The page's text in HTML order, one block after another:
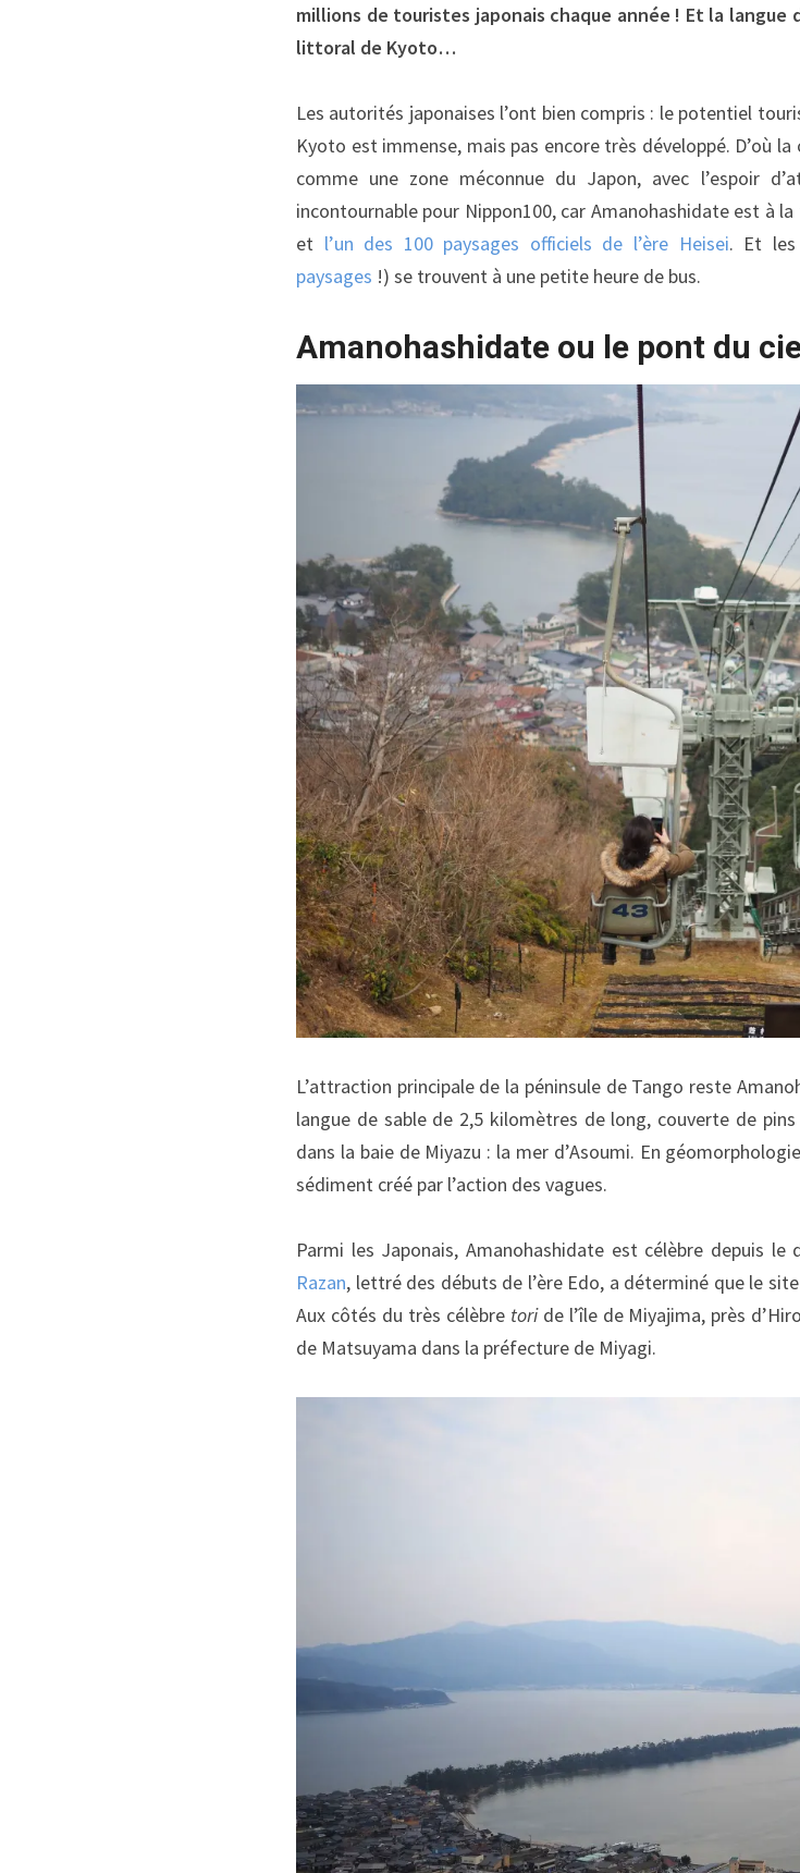
millions de touristes japonais chaque année ! Et la langue
littoral de Kyoto…
Les autorités japonaises l’ont bien compris : le potentiel
Kyoto est immense, mais pas encore très développé. D’où
comme une zone méconnue du Japon, avec l’espoir
incontournable pour Nippon100, car Amanohashidate est à
et l’un des 100 paysages officiels de l’ère Heisei. Et les
paysages !) se trouvent à une petite heure de bus.
Amanohashidate ou le pont du
L’attraction principale de la péninsule de Tango reste
langue de sable de 2,5 kilomètres de long, couverte de
dans la baie de Miyazu : la mer d’Asoumi. En
sédiment créé par l’action des vagues.
Parmi les Japonais, Amanohashidate est célèbre depuis
Razan, lettré des débuts de l’ère Edo, a déterminé que le
Aux côtés du très célèbre tori de l’île de Miyajima, près
de Matsuyama dans la préfecture de Miyagi.